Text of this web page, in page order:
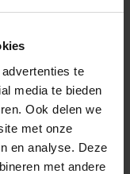
te
media te bieden
Ook delen we
met onze
en analyse. Deze
met andere